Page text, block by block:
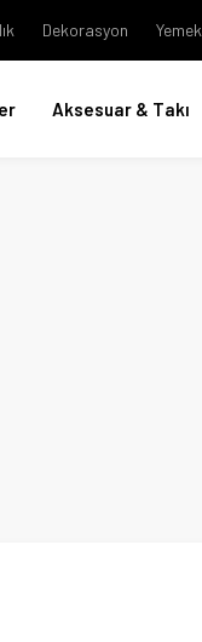
Dekorasyon Yemek
Aksesuar & Takı